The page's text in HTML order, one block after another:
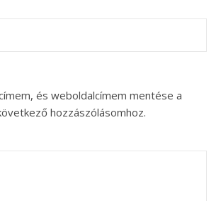
és weboldalcímem mentése a
hozzászólásomhoz.